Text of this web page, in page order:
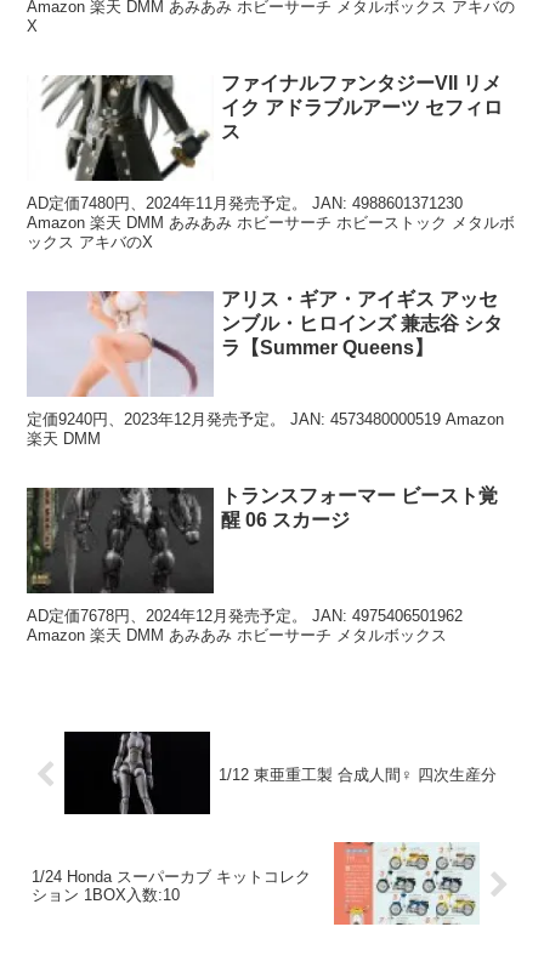
Amazon 楽天 DMM あみあみ ホビーサーチ メタルボックス アキバの
X
ファイナルファンタジーVII リメ
イク アドラブルアーツ セフィロ
ス
AD定価7480円、2024年11月発売予定。 JAN: 4988601371230
Amazon 楽天 DMM あみあみ ホビーサーチ ホビーストック メタルボ
ックス アキバのX
アリス・ギア・アイギス アッセ
ンブル・ヒロインズ 兼志谷 シタ
ラ【Summer Queens】
定価9240円、2023年12月発売予定。 JAN: 4573480000519 Amazon
楽天 DMM
トランスフォーマー ビースト覚
醒 06 スカージ
AD定価7678円、2024年12月発売予定。 JAN: 4975406501962
Amazon 楽天 DMM あみあみ ホビーサーチ メタルボックス
1/12 東亜重工製 合成人間♀ 四次生産分
1/24 Honda スーパーカブ キットコレク
ション 1BOX入数:10